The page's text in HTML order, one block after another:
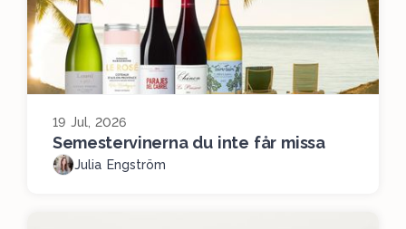
19 Jul, 2026
Semestervinerna du inte får missa
Julia Engström